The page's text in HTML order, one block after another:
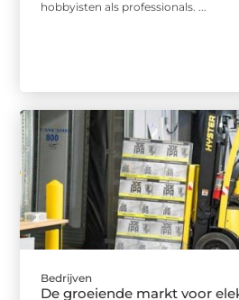
hobbyisten als professionals. ...
Bedrijven
De groeiende markt voor